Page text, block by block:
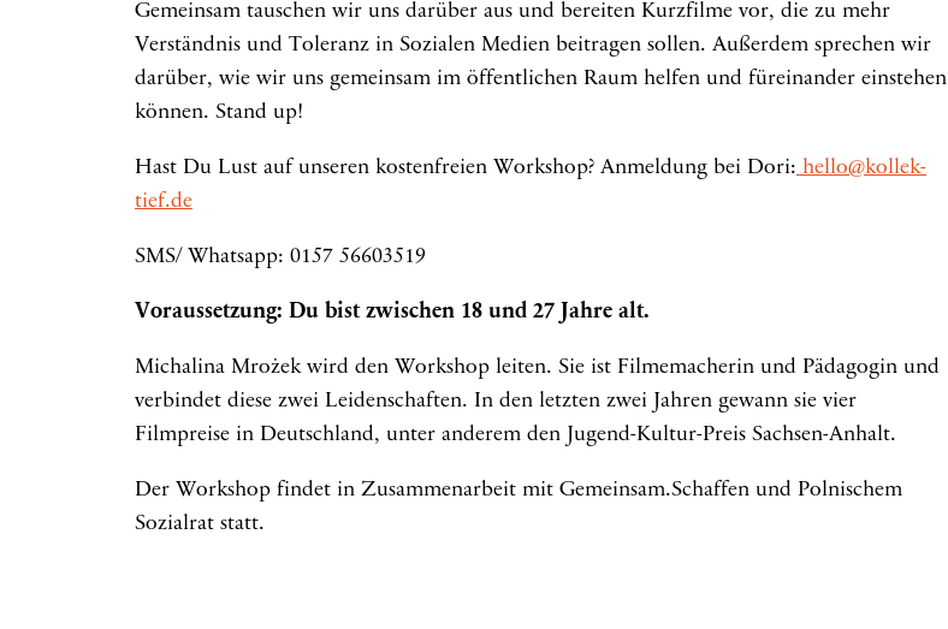
Gemeinsam tauschen wir uns darüber aus und bereiten Kurzfilme vor, die zu mehr
Verständnis und Toleranz in Sozialen Medien beitragen sollen. Außerdem sprechen wir
darüber, wie wir uns gemeinsam im öffentlichen Raum helfen und füreinander einstehen
können. Stand up!
Hast Du Lust auf unseren kostenfreien Workshop? Anmeldung bei Dori: hello@kollek-
tief.de
SMS/ Whatsapp: 0157 56603519
Voraussetzung: Du bist zwischen 18 und 27 Jahre alt.
Michalina Mrożek wird den Workshop leiten. Sie ist Filmemacherin und Pädagogin und
verbindet diese zwei Leidenschaften. In den letzten zwei Jahren gewann sie vier
Filmpreise in Deutschland, unter anderem den Jugend-Kultur-Preis Sachsen-Anhalt.
Der Workshop findet in Zusammenarbeit mit Gemeinsam.Schaffen und Polnischem
Sozialrat statt.